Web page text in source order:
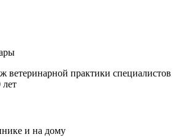
практики специалистов
и на дому